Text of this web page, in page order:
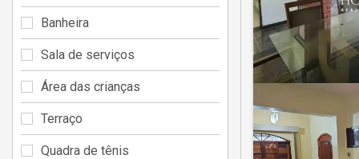
Banheira
Sala de serviços
Área das crianças
Terraço
Quadra de tênis